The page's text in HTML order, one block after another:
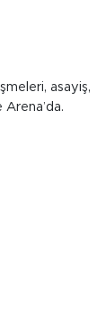
asayiş,